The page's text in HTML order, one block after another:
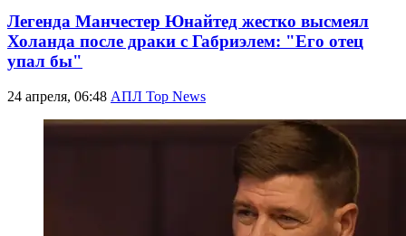
Легенда Манчестер Юнайтед жестко высмеял
Холанда после драки с Габриэлем: "Его отец
упал бы"
24 апреля, 06:48 АПЛ Top News